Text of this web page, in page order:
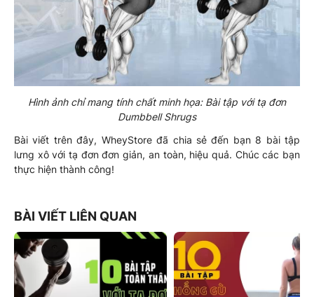
Hình ảnh chỉ mang tính chất minh họa: Bài tập với tạ đơn
Dumbbell Shrugs
Bài viết trên đây, WheyStore đã chia sẻ đến bạn 8 bài tập
lưng xô với tạ đơn đơn giản, an toàn, hiệu quả. Chúc các bạn
thực hiện thành công!
BÀI VIẾT LIÊN QUAN